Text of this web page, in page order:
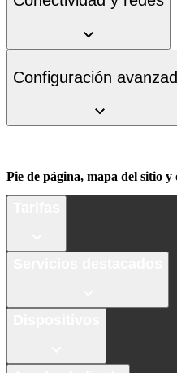
Configuración
Pie de página, mapa del sitio y